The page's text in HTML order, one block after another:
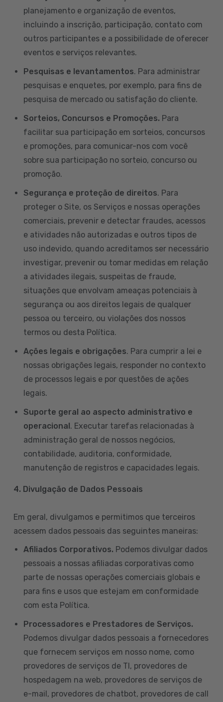
planejamento e organização de eventos,
incluindo a inscrição, participação, contato com
outros participantes e a possibilidade de oferecer
eventos e serviços relevantes.
Pesquisas e levantamentos. Para administrar
pesquisas e enquetes, por exemplo, para fins de
pesquisa de mercado ou satisfação do cliente.
Sorteios, Concursos e Promoções. Para
facilitar sua participação em sorteios, concursos
e promoções, para comunicar-nos com você
sobre sua participação no sorteio, concurso ou
promoção.
Segurança e proteção de direitos. Para
proteger o Site, os Serviços e nossas operações
comerciais, prevenir e detectar fraudes, acessos
e atividades não autorizadas e outros tipos de
uso indevido, quando acreditamos ser necessário
investigar, prevenir ou tomar medidas em relação
a atividades ilegais, suspeitas de fraude,
situações que envolvam ameaças potenciais à
segurança ou aos direitos legais de qualquer
pessoa ou terceiro, ou violações dos nossos
termos ou desta Política.
Ações legais e obrigações. Para cumprir a lei e
nossas obrigações legais, responder no contexto
de processos legais e por questões de ações
legais.
Suporte geral ao aspecto administrativo e
operacional. Executar tarefas relacionadas à
administração geral de nossos negócios,
contabilidade, auditoria, conformidade,
manutenção de registros e capacidades legais.
4. Divulgação de Dados Pessoais
Em geral, divulgamos e permitimos que terceiros
acessem dados pessoais das seguintes maneiras:
Afiliados Corporativos. Podemos divulgar dados
pessoais a nossas afiliadas corporativas como
parte de nossas operações comerciais globais e
para fins e usos que estejam em conformidade
com esta Política.
Processadores e Prestadores de Serviços.
Podemos divulgar dados pessoais a fornecedores
que fornecem serviços em nosso nome, como
provedores de serviços de TI, provedores de
hospedagem na web, provedores de serviços de
e-mail, provedores de chatbot, provedores de call